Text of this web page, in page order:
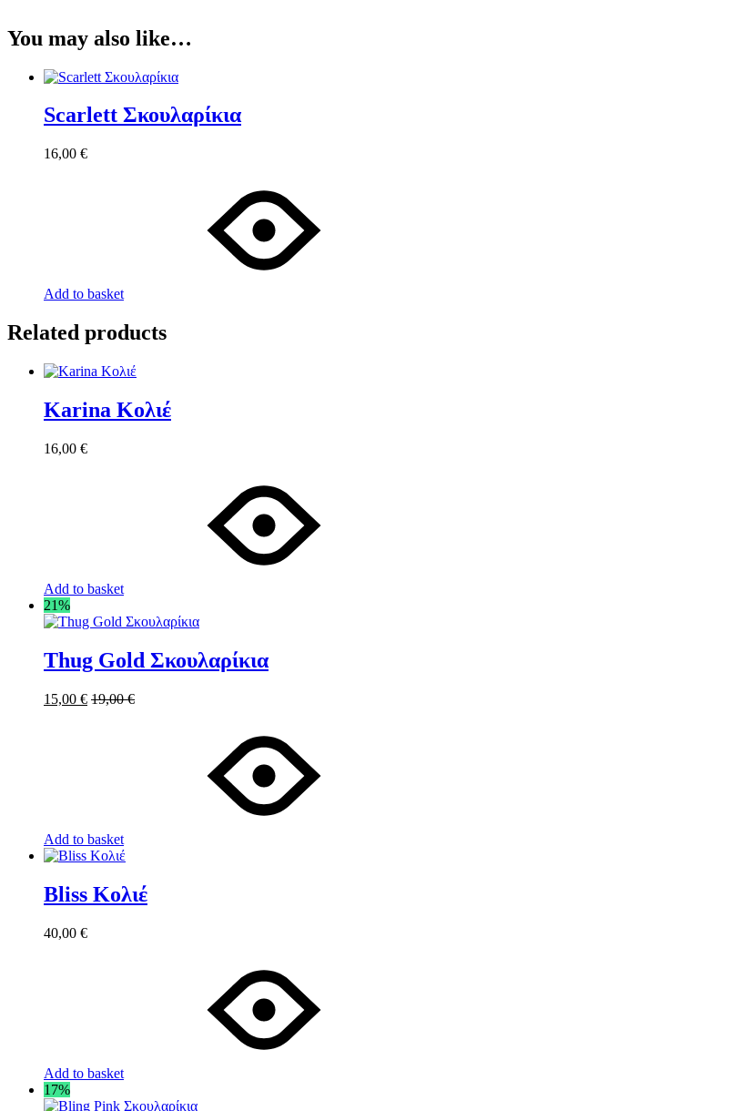
You may also like…
Scarlett Σκουλαρίκια
16,00 €
Add to basket
Related products
Karina Κολιέ
16,00 €
Add to basket
21%
Thug Gold Σκουλαρίκια
15,00 € 19,00€
Add to basket
Bliss Κολιέ
40,00 €
Add to basket
17%